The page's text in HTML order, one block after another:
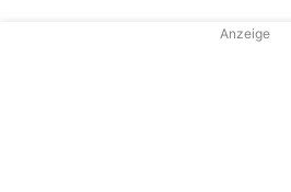
Anzeige